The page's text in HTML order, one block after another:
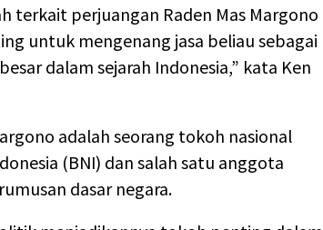
terkait perjuangan Raden Mas Margono
untuk mengenang jasa beliau sebagai
dalam sejarah Indonesia,” kata Ken
adalah seorang tokoh nasional
(BNI) dan salah satu anggota
dasar negara.